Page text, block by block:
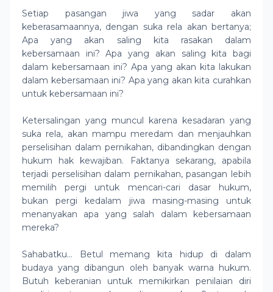
Setiap pasangan jiwa yang sadar akan
keberasamaannya, dengan suka rela akan bertanya;
Apa yang akan saling kita rasakan dalam
kebersamaan ini? Apa yang akan saling kita bagi
dalam kebersamaan ini? Apa yang akan kita lakukan
dalam kebersamaan ini? Apa yang akan kita curahkan
untuk kebersamaan ini?
Ketersalingan yang muncul karena kesadaran yang
suka rela, akan mampu meredam dan menjauhkan
perselisihan dalam pernikahan, dibandingkan dengan
hukum hak kewajiban. Faktanya sekarang, apabila
terjadi perselisihan dalam pernikahan, pasangan lebih
memilih pergi untuk mencari-cari dasar hukum,
bukan pergi kedalam jiwa masing-masing untuk
menanyakan apa yang salah dalam kebersamaan
mereka?
Sahabatku… Betul memang kita hidup di dalam
budaya yang dibangun oleh banyak warna hukum.
Butuh keberanian untuk memikirkan penilaian diri